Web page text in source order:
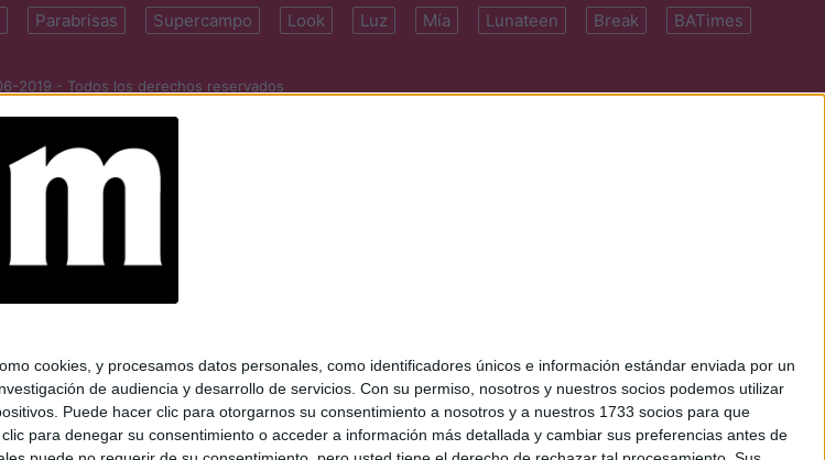
cookies, y procesamos datos personales, como identificadores únicos e información estándar enviada por un
de audiencia y desarrollo de servicios. Con su permiso, nosotros y nuestros socios podemos utilizar
Puede hacer clic para otorgarnos su consentimiento a nosotros y a nuestros 1733 socios para que
para denegar su consentimiento o acceder a información más detallada y cambiar sus preferencias antes de
Parabrisas Supercampo Look Luz Mía Lunateen Break BATimes
2019 - Todos los derechos reservados
| Propietario: Diario Perfil S.A.